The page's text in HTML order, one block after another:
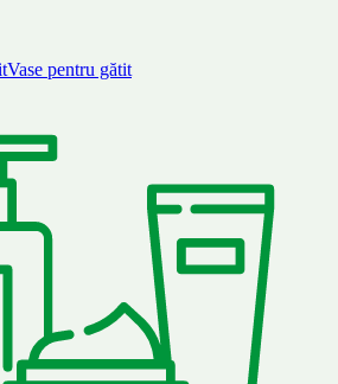
Vase pentru gătit